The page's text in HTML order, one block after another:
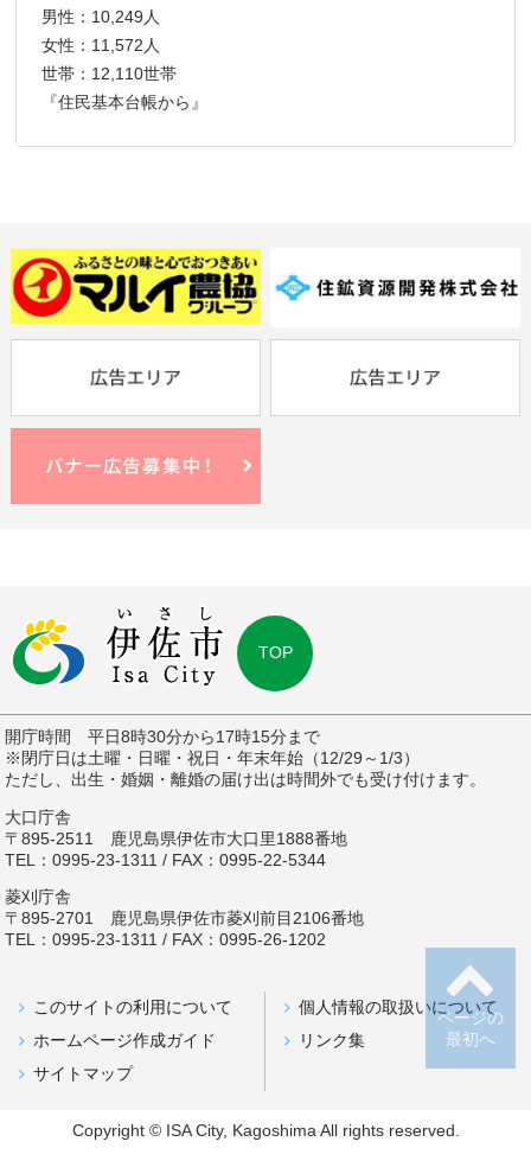
男性：10,249人
女性：11,572人
世帯：12,110世帯
『住民基本台帳から』
ページの
最初へ
TOP
開庁時間 平日8時30分から17時15分まで
※閉庁日は土曜・日曜・祝日・年末年始（12/29～1/3）
ただし、出生・婚姻・離婚の届け出は時間外でも受け付けます。
大口庁舎
〒895-2511 鹿児島県伊佐市大口里1888番地
TEL：0995-23-1311 / FAX：0995-22-5344
菱刈庁舎
〒895-2701 鹿児島県伊佐市菱刈前目2106番地
TEL：0995-23-1311 / FAX：0995-26-1202
このサイトの利用について
個人情報の取扱いについて
ホームページ作成ガイド
リンク集
サイトマップ
Copyright © ISA City, Kagoshima All rights reserved.